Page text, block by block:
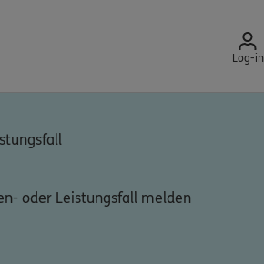
Log-in
oder Leistungsfall melden